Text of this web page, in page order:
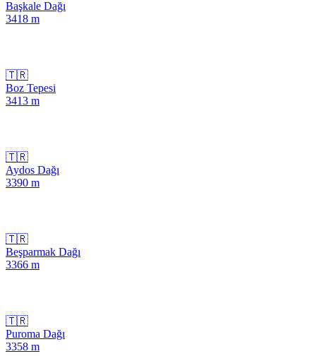
Başkale Dağı
3418 m
🇹🇷
Boz Tepesi
3413 m
🇹🇷
Aydos Dağı
3390 m
🇹🇷
Beşparmak Dağı
3366 m
🇹🇷
Puroma Dağı
3358 m